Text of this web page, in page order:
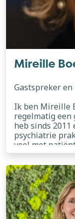
Mireille
Gastspreker
Ik ben Mireille
regelmatig een
heb sinds 2011
psychiatrie
veel met
bijna 10 jaar
praktijk
alle